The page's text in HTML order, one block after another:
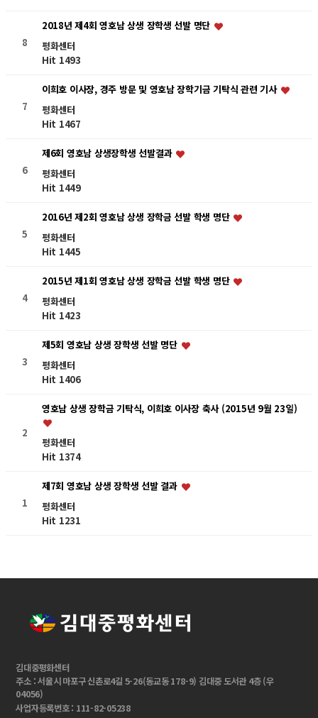
8
2018년 제4회 영호남 상생 장학생 선발 명단
평화센터
Hit 1493
7
이희호 이사장, 경주 방문 및 영호남 장학기금 기탁식 관련 기사
평화센터
Hit 1467
6
제6회 영호남 상생장학생 선발결과
평화센터
Hit 1449
5
2016년 제2회 영호남 상생 장학금 선발 학생 명단
평화센터
Hit 1445
4
2015년 제1회 영호남 상생 장학금 선발 학생 명단
평화센터
Hit 1423
3
제5회 영호남 상생 장학생 선발 명단
평화센터
Hit 1406
2
영호남 상생 장학금 기탁식, 이희호 이사장 축사 (2015년 9월 23일)
평화센터
Hit 1374
1
제7회 영호남 상생 장학생 선발 결과
평화센터
Hit 1231
김대중평화센터
주소 : 서울시 마포구 신촌로4길 5-26(동교동 178-9) 김대중 도서관 4층 (우
04056)
사업자등록번호 : 111-82-05238